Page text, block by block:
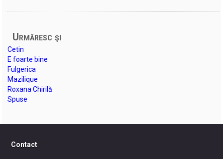
Urmăresc şi
Cetin
E foarte bine
Fulgerica
Mazilique
Roxana Chirilă
Spuse
Contact